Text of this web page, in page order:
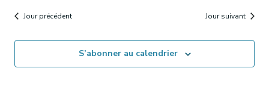
février
2025
uneJour précédent Jour suivant
S’abonner au calendrier